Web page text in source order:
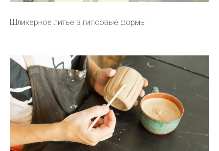
Шликерное литье в гипсовые формы